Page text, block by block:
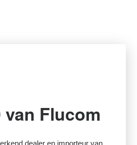
van Flucom
dealer en importeur van